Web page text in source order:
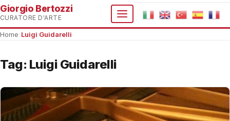
Giorgio Bertozzi
CURATORE D'ARTE
Home Luigi Guidarelli
Tag: Luigi Guidarelli